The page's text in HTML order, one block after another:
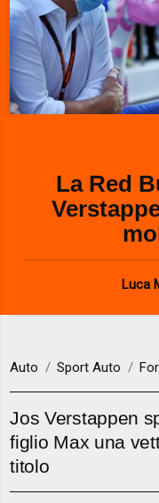
La Red
Luca
Auto Sport Auto
Jos Verstappen
figlio Max una
titolo